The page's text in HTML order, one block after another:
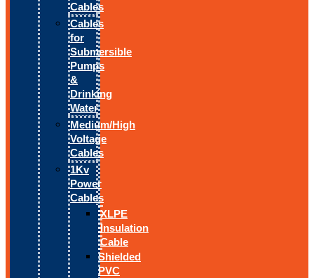
Cables
Cables
for
Submersible
Pumps
&
Drinking
Water
Medium/High
Voltage
Cables
1Kv
Power
Cables
XLPE
Insulation
Cable
Shielded
PVC